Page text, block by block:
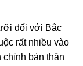
đối với Bắc
rất nhiều vào
bản thân